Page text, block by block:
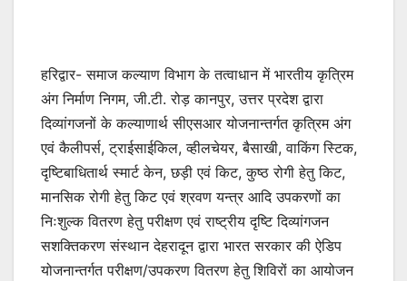
हरिद्वार- समाज कल्याण विभाग के तत्वाधान में भारतीय कृत्रिम
अंग निर्माण निगम, जी.टी. रोड़ कानपुर, उत्तर प्रदेश द्वारा
दिव्यांगजनों के कल्याणार्थ सीएसआर योजनान्तर्गत कृत्रिम अंग
एवं कैलीपर्स, ट्राईसाईकिल, व्हीलचेयर, बैसाखी, वाकिंग स्टिक,
दृष्टिबाधितार्थ स्मार्ट केन, छड़ी एवं किट, कुष्ठ रोगी हेतु किट,
मानसिक रोगी हेतु किट एवं श्रवण यन्त्र आदि उपकरणों का
निःशुल्क वितरण हेतु परीक्षण एवं राष्ट्रीय दृष्टि दिव्यांगजन
सशक्तिकरण संस्थान देहरादून द्वारा भारत सरकार की ऐडिप
योजनान्तर्गत परीक्षण/उपकरण वितरण हेतु शिविरों का आयोजन